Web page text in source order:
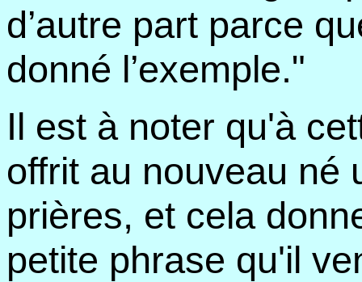
d’autre part parce
donné l’exemple."
Il est à noter qu'à
offrit au nouveau né
prières, et cela
petite phrase qu'il